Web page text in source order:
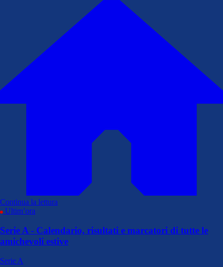
Continua la lettura
Ultim’ora
Serie A - Calendario, risultati e marcatori di tutte le
amichevoli estive
Serie A